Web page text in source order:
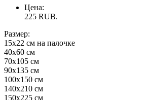
Цена:
225 RUB.
Размер:
15х22 см на палочке
40х60 см
70х105 см
90х135 см
100х150 см
140х210 см
150х225 см